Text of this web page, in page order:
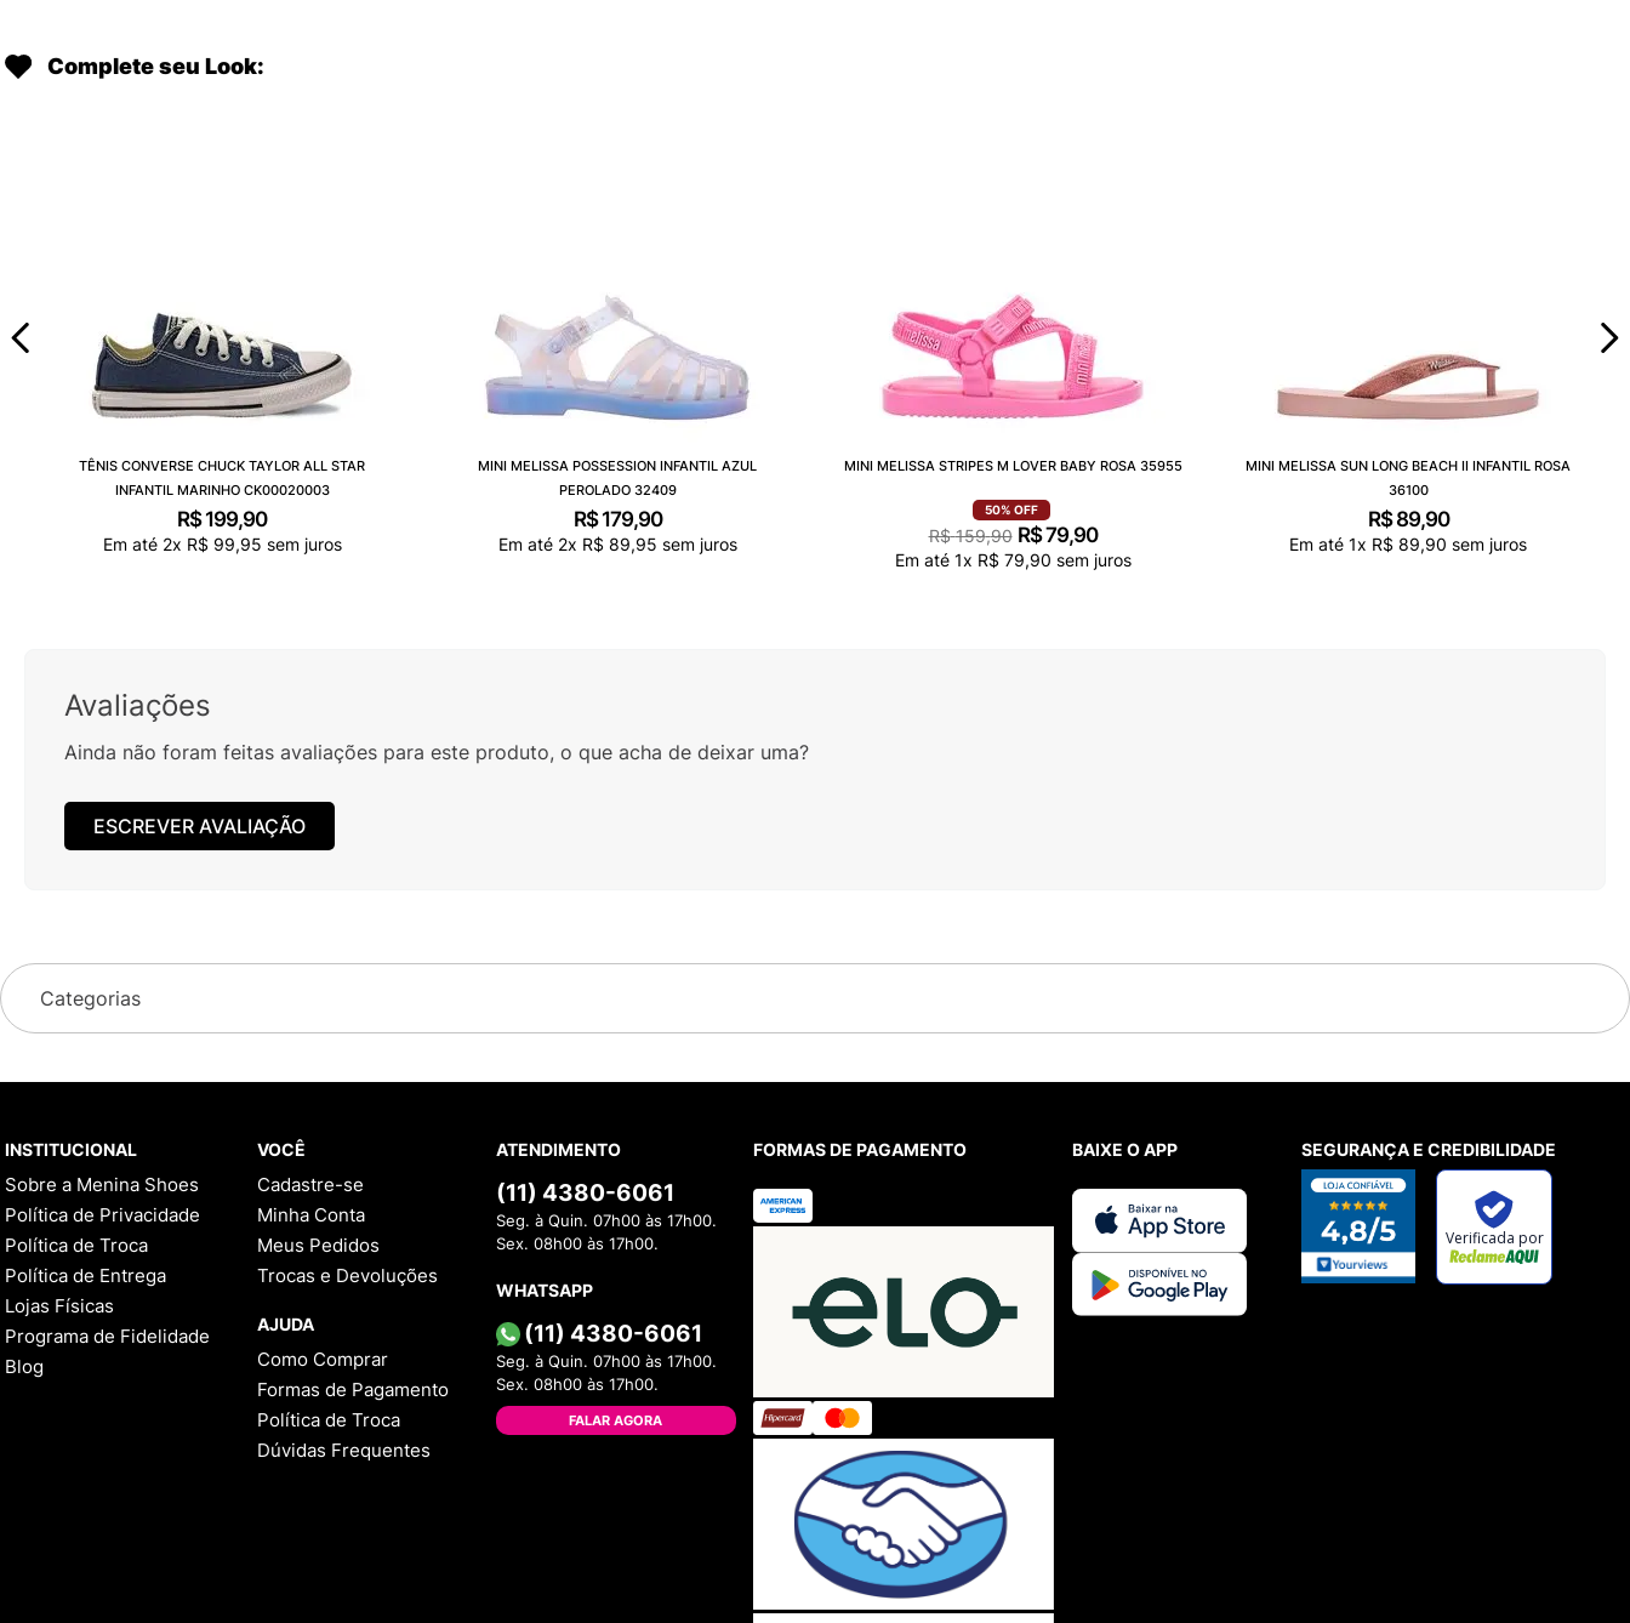
Complete seu Look:
TÊNIS CONVERSE CHUCK TAYLOR ALL STAR
INFANTIL MARINHO CK00020003
R$ 199,90
Em até 2x R$ 99,95 sem juros
MINI MELISSA POSSESSION INFANTIL AZUL
PEROLADO 32409
R$ 179,90
Em até 2x R$ 89,95 sem juros
MINI MELISSA STRIPES M LOVER BABY ROSA 35955
50% OFF
R$ 159,90 R$79,90
Em até 1x R$ 79,90 sem juros
MINI MELISSA SUN LONG BEACH II INFANTIL ROSA
36100
R$ 89,90
Em até 1x R$ 89,90 sem juros
Avaliações
Ainda não foram feitas avaliações para este produto, o que acha de deixar uma?
ESCREVER AVALIAÇÃO
Categorias
INSTITUCIONAL
Sobre a Menina Shoes
Política de Privacidade
Política de Troca
Política de Entrega
Lojas Físicas
Programa de Fidelidade
Blog
VOCÊ
Cadastre-se
Minha Conta
Meus Pedidos
Trocas e Devoluções
AJUDA
Como Comprar
Formas de Pagamento
Política de Troca
Dúvidas Frequentes
ATENDIMENTO
(11) 4380-6061
Seg. à Quin. 07h00 às 17h00.
Sex. 08h00 às 17h00.
WHATSAPP
(11) 4380-6061
Seg. à Quin. 07h00 às 17h00.
Sex. 08h00 às 17h00.
FALAR AGORA
FORMAS DE PAGAMENTO BAIXE O APP SEGURANÇA E CREDIBILIDADE